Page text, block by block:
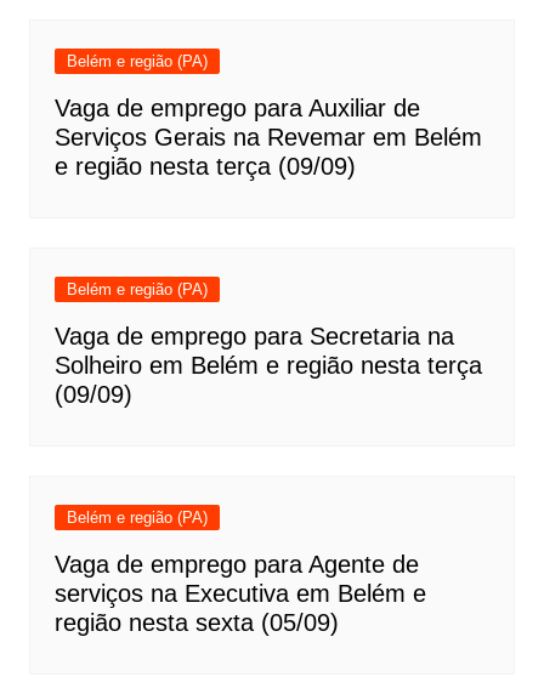
Belém e região (PA)
Vaga de emprego para Auxiliar de
Serviços Gerais na Revemar em Belém
e região nesta terça (09/09)
Belém e região (PA)
Vaga de emprego para Secretaria na
Solheiro em Belém e região nesta terça
(09/09)
Belém e região (PA)
Vaga de emprego para Agente de
serviços na Executiva em Belém e
região nesta sexta (05/09)